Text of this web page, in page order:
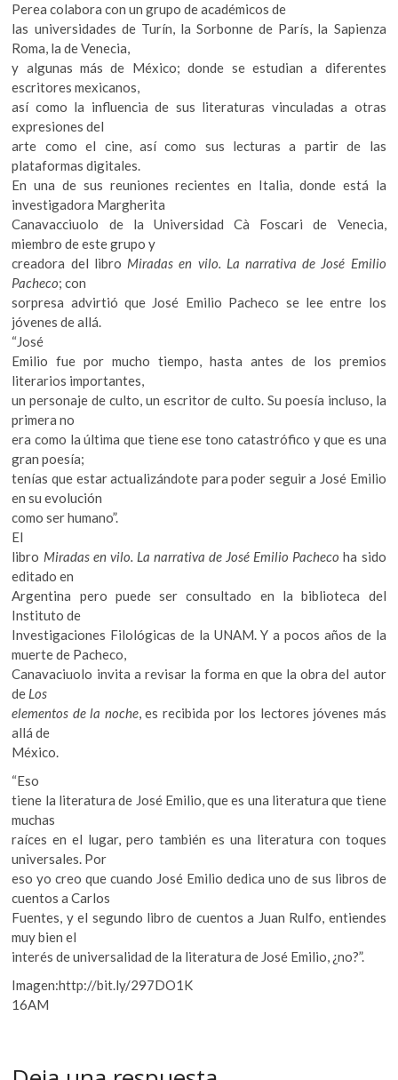
Perea colabora con un grupo de académicos de
las universidades de Turín, la Sorbonne de París, la Sapienza
Roma, la de Venecia,
y algunas más de México; donde se estudian a diferentes
escritores mexicanos,
así como la influencia de sus literaturas vinculadas a otras
expresiones del
arte como el cine, así como sus lecturas a partir de las
plataformas digitales.
En una de sus reuniones recientes en Italia, donde está la
investigadora Margherita
Canavacciuolo de la Universidad Cà Foscari de Venecia,
miembro de este grupo y
creadora del libro Miradas en vilo. La narrativa de José Emilio
Pacheco; con
sorpresa advirtió que José Emilio Pacheco se lee entre los
jóvenes de allá.
“José
Emilio fue por mucho tiempo, hasta antes de los premios
literarios importantes,
un personaje de culto, un escritor de culto. Su poesía incluso, la
primera no
era como la última que tiene ese tono catastrófico y que es una
gran poesía;
tenías que estar actualizándote para poder seguir a José Emilio
en su evolución
como ser humano”.
El
libro Miradas en vilo. La narrativa de José Emilio Pachecoha sido
editado en
Argentina pero puede ser consultado en la biblioteca del
Instituto de
Investigaciones Filológicas de la UNAM. Y a pocos años de la
muerte de Pacheco,
Canavaciuolo invita a revisar la forma en que la obra del autor
de Los
elementos de la noche, es recibida por los lectores jóvenes más
allá de
México.
“Eso
tiene la literatura de José Emilio, que es una literatura que tiene
muchas
raíces en el lugar, pero también es una literatura con toques
universales. Por
eso yo creo que cuando José Emilio dedica uno de sus libros de
cuentos a Carlos
Fuentes, y el segundo libro de cuentos a Juan Rulfo, entiendes
muy bien el
interés de universalidad de la literatura de José Emilio, ¿no?”.
Imagen:http://bit.ly/297DO1K
16AM